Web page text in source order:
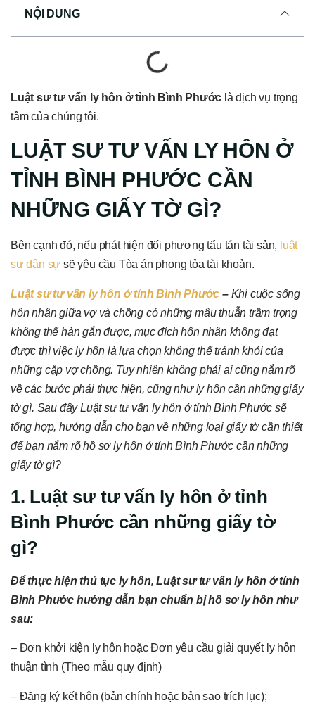
NỘI DUNG
Luật sư tư vấn ly hôn ở tỉnh Bình Phước là dịch vụ trọng
tâm của chúng tôi.
LUẬT SƯ TƯ VẤN LY HÔN Ở
TỈNH BÌNH PHƯỚC CẦN
NHỮNG GIẤY TỜ GÌ?
Bên cạnh đó, nếu phát hiện đối phương tẩu tán tài sản, luật
sư dân sự sẽ yêu cầu Tòa án phong tỏa tài khoản.
Luật sư tư vấn ly hôn ở tỉnh Bình Phước – Khi cuộc sống
hôn nhân giữa vợ và chồng có những mâu thuẫn trầm trọng
không thể hàn gắn được, mục đích hôn nhân không đạt
được thì việc ly hôn là lựa chọn không thể tránh khỏi của
những cặp vợ chồng. Tuy nhiên không phải ai cũng nắm rõ
về các bước phải thực hiện, cũng như ly hôn cần những giấy
tờ gì. Sau đây Luật sư tư vấn ly hôn ở tỉnh Bình Phước sẽ
tổng hợp, hướng dẫn cho bạn về những loại giấy tờ cần thiết
để bạn nắm rõ hồ sơ ly hôn ở tỉnh Bình Phước cần những
giấy tờ gì?
1. Luật sư tư vấn ly hôn ở tỉnh
Bình Phước cần những giấy tờ
gì?
Để thực hiện thủ tục ly hôn,Luật sư tư vấn ly hôn ở tỉnh
Bình Phước hướng dẫn bạn chuẩn bị hồ sơ ly hôn như
sau:
– Đơn khởi kiện ly hôn hoặc Đơn yêu cầu giải quyết ly hôn
thuận tình (Theo mẫu quy định)
– Đăng ký kết hôn (bản chính hoặc bản sao trích lục);